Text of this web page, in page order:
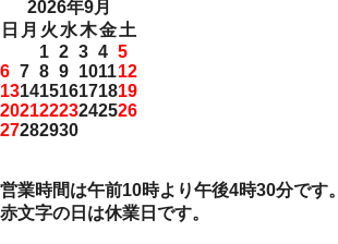
2026年9月
日 月 火 水木金土
1 2 3 4 5
6 7 8 9 101112
13141516171819
20212223242526
27282930
営業時間は午前10時より午後4時30分です。
赤文字の日は休業日です。